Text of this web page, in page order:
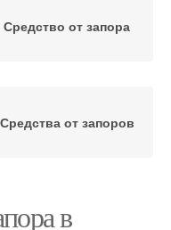
Средство от запора
Средства от запоров
в